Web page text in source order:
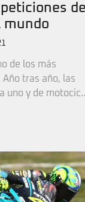
de
mundo
de los más
tras año, las
uno y de